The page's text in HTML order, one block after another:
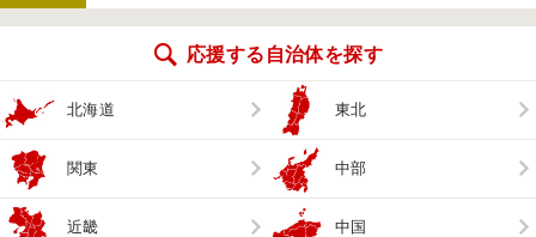
応援する自治体を探す
北海道 東北
関東 中部
近畿 中国